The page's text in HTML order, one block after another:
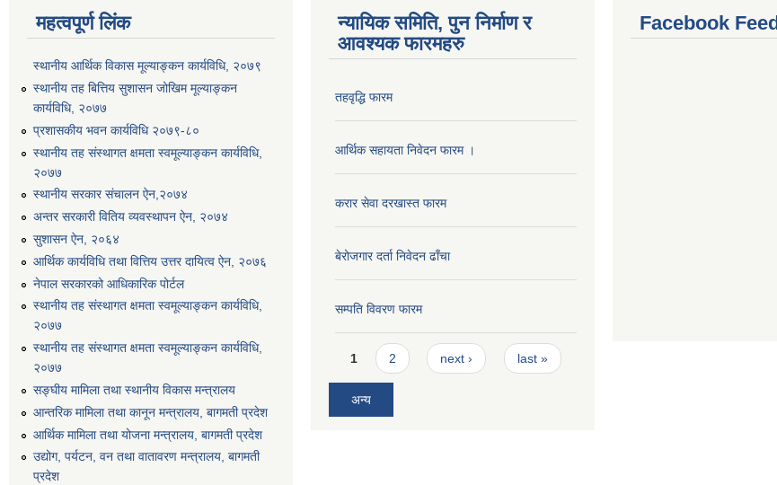
महत्वपूर्ण लिंक
स्थानीय आर्थिक विकास मूल्याङ्कन कार्यविधि, २०७९
स्थानीय तह बित्तिय सुशासन जोखिम मूल्याङ्कन
कार्यविधि, २०७७
प्रशासकीय भवन कार्यविधि २०७९-८०
स्थानीय तह संस्थागत क्षमता स्वमूल्याङ्कन कार्यविधि,
२०७७
स्थानीय सरकार संचालन ऐन,२०७४
अन्तर सरकारी वितिय व्यवस्थापन ऐन, २०७४
सुशासन ऐन, २०६४
आर्थिक कार्यविधि तथा वित्तिय उत्तर दायित्व ऐन, २०७६
नेपाल सरकारको आधिकारिक पोर्टल
स्थानीय तह संस्थागत क्षमता स्वमूल्याङ्कन कार्यविधि,
२०७७
स्थानीय तह संस्थागत क्षमता स्वमूल्याङ्कन कार्यविधि,
२०७७
सङ्घीय मामिला तथा स्थानीय विकास मन्त्रालय
आन्तरिक मामिला तथा कानून मन्त्रालय, बागमती प्रदेश
आर्थिक मामिला तथा योजना मन्त्रालय, बागमती प्रदेश
उद्योग, पर्यटन, वन तथा वातावरण मन्त्रालय, बागमती
प्रदेश
न्यायिक समिति, पुन निर्माण र
आवश्यक फारमहरु
तहवृद्धि फारम
आर्थिक सहायता निवेदन फारम ।
करार सेवा दरखास्त फारम
बेरोजगार दर्ता निवेदन ढाँचा
सम्पति विवरण फारम
Pages
1 2 next › last »
अन्य
Facebook Feed